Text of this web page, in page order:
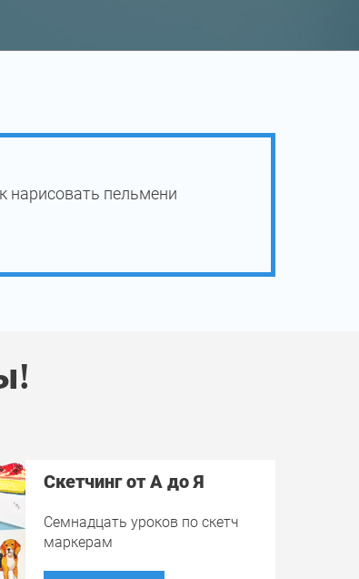
нарисовать пельмени
Скетчинг от А до Я
Семнадцать уроков по скетч
маркерам